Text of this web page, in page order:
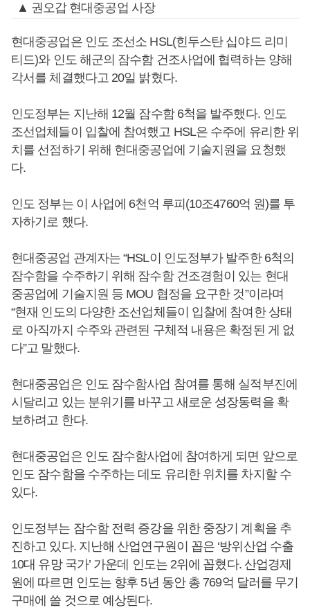
▲ 권오갑 현대중공업 사장
현대중공업은 인도 조선소 HSL(힌두스탄 십야드 리미
티드)와 인도 해군의 잠수함 건조사업에 협력하는 양해
각서를 체결했다고 20일 밝혔다.
인도정부는 지난해 12월 잠수함 6척을 발주했다. 인도
조선업체들이 입찰에 참여했고 HSL은 수주에 유리한 위
치를 선점하기 위해 현대중공업에 기술지원을 요청했
다.
인도 정부는 이 사업에 6천억 루피(10조4760억 원)를 투
자하기로 했다.
현대중공업 관계자는 “HSL이 인도정부가 발주한 6척의
잠수함을 수주하기 위해 잠수함 건조경험이 있는 현대
중공업에 기술지원 등 MOU 협정을 요구한 것”이라며
“현재 인도의 다양한 조선업체들이 입찰에 참여한 상태
로 아직까지 수주와 관련된 구체적 내용은 확정된 게 없
다”고 말했다.
현대중공업은 인도 잠수함사업 참여를 통해 실적부진에
시달리고 있는 분위기를 바꾸고 새로운 성장동력을 확
보하려고 한다.
현대중공업은 인도 잠수함사업에 참여하게 되면 앞으로
인도 잠수함을 수주하는 데도 유리한 위치를 차지할 수
있다.
인도정부는 잠수함 전력 증강을 위한 중장기 계획을 추
진하고 있다. 지난해 산업연구원이 꼽은 ‘방위산업 수출
10대 유망 국가’ 가운데 인도는 2위에 꼽혔다. 산업경제
원에 따르면 인도는 향후 5년 동안 총 769억 달러를 무기
구매에 쓸 것으로 예상된다.